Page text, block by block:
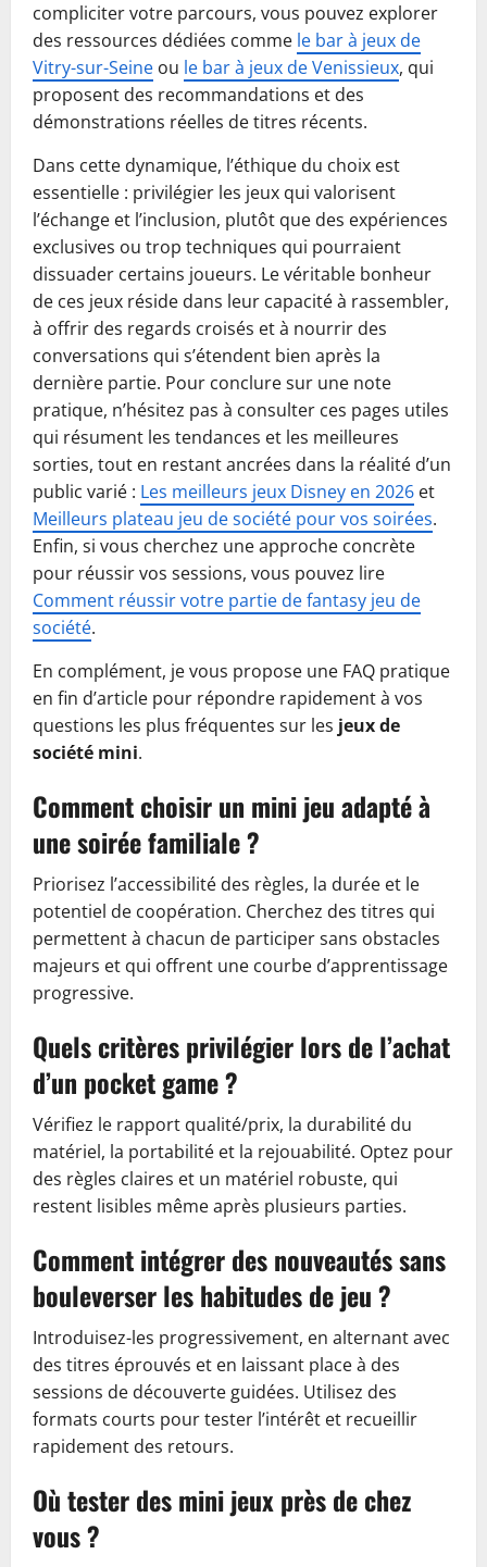
compliciter votre parcours, vous pouvez explorer
des ressources dédiées comme le bar à jeux de
Vitry-sur-Seine ou le bar à jeux de Venissieux, qui
proposent des recommandations et des
démonstrations réelles de titres récents.
Dans cette dynamique, l’éthique du choix est
essentielle : privilégier les jeux qui valorisent
l’échange et l’inclusion, plutôt que des expériences
exclusives ou trop techniques qui pourraient
dissuader certains joueurs. Le véritable bonheur
de ces jeux réside dans leur capacité à rassembler,
à offrir des regards croisés et à nourrir des
conversations qui s’étendent bien après la
dernière partie. Pour conclure sur une note
pratique, n’hésitez pas à consulter ces pages utiles
qui résument les tendances et les meilleures
sorties, tout en restant ancrées dans la réalité d’un
public varié : Les meilleurs jeux Disney en 2026 et
Meilleurs plateau jeu de société pour vos soirées.
Enfin, si vous cherchez une approche concrète
pour réussir vos sessions, vous pouvez lire
Comment réussir votre partie de fantasy jeu de
société.
En complément, je vous propose une FAQ pratique
en fin d’article pour répondre rapidement à vos
questions les plus fréquentes sur les jeux de
société mini.
Comment choisir un mini jeu adapté à
une soirée familiale ?
Priorisez l’accessibilité des règles, la durée et le
potentiel de coopération. Cherchez des titres qui
permettent à chacun de participer sans obstacles
majeurs et qui offrent une courbe d’apprentissage
progressive.
Quels critères privilégier lors de l’achat
d’un pocket game ?
Vérifiez le rapport qualité/prix, la durabilité du
matériel, la portabilité et la rejouabilité. Optez pour
des règles claires et un matériel robuste, qui
restent lisibles même après plusieurs parties.
Comment intégrer des nouveautés sans
bouleverser les habitudes de jeu ?
Introduisez-les progressivement, en alternant avec
des titres éprouvés et en laissant place à des
sessions de découverte guidées. Utilisez des
formats courts pour tester l’intérêt et recueillir
rapidement des retours.
Où tester des mini jeux près de chez
vous ?